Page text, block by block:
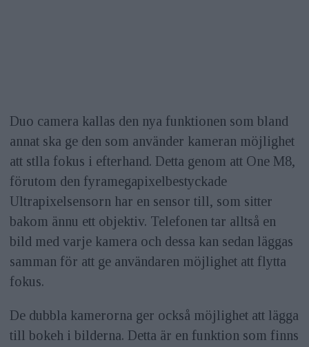
Duo camera kallas den nya funktionen som bland
annat ska ge den som använder kameran möjlighet
att stlla fokus i efterhand. Detta genom att One M8,
förutom den fyramegapixelbestyckade
Ultrapixelsensorn har en sensor till, som sitter
bakom ännu ett objektiv. Telefonen tar alltså en
bild med varje kamera och dessa kan sedan läggas
samman för att ge användaren möjlighet att flytta
fokus.
De dubbla kamerorna ger också möjlighet att lägga
till bokeh i bilderna. Detta är en funktion som finns